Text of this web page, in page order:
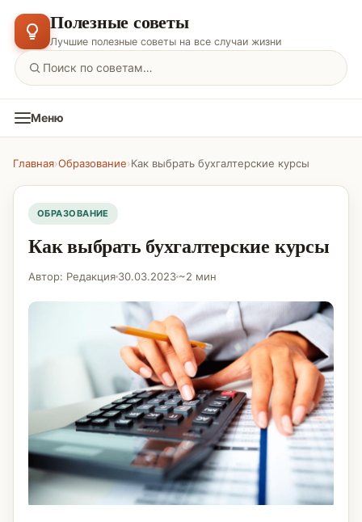
Полезные советы
Лучшие полезные советы на все случаи жизни
Меню
Главная›Образование›Как выбрать бухгалтерские курсы
ОБРАЗОВАНИЕ
Как выбрать бухгалтерские курсы
Автор: Редакция 30.03.2023 ~2 мин